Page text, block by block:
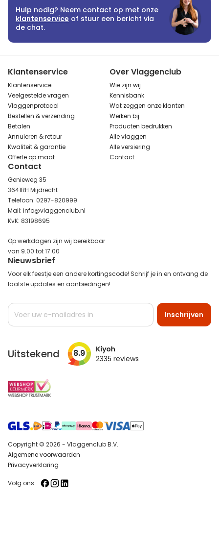
Hulp nodig? Neem contact op met onze
klantenservice of stuur een bericht via
de chat.
Klantenservice
Klantenservice
Veelgestelde vragen
Vlaggenprotocol
Bestellen & verzending
Betalen
Annuleren & retour
Kwaliteit & garantie
Offerte op maat
Over Vlaggenclub
Wie zijn wij
Kennisbank
Wat zeggen onze klanten
Werken bij
Producten bedrukken
Alle vlaggen
Alle versiering
Contact
Contact
Genieweg 35
3641RH Mijdrecht
Telefoon: 0297-820999
Mail: info@vlaggenclub.nl
KvK: 83198695
Op werkdagen zijn wij bereikbaar
van 9.00 tot 17.00
Nieuwsbrief
Voor elk feestje een andere kortingscode! Schrijf je in en ontvang de
laatste updates en aanbiedingen!
Abonneer
op
Inschrijven
Uitstekend 8.9 2335 reviews
Copyright © 2026 - Vlaggenclub B.V.
Algemene voorwaarden
Privacyverklaring
Volg ons